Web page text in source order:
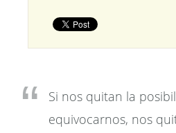
Si nos quitan la
equivocarnos, nos